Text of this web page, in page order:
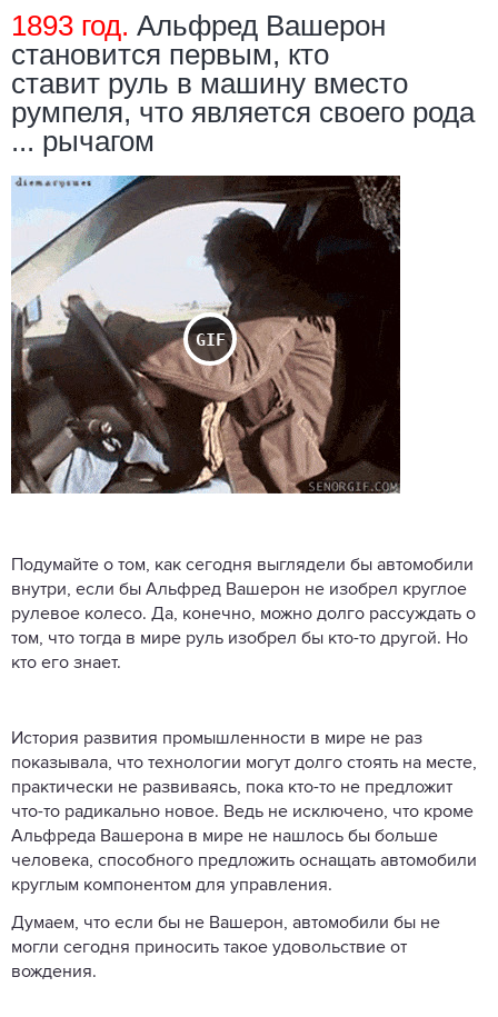
1893 год. Альфред Вашерон
становится первым, кто
ставит руль в машину вместо
румпеля, что является своего рода
... рычагом
Подумайте о том, как сегодня выглядели бы автомобили
внутри, если бы Альфред Вашерон не изобрел круглое
рулевое колесо. Да, конечно, можно долго рассуждать о
том, что тогда в мире руль изобрел бы кто-то другой. Но
кто его знает.
История развития промышленности в мире не раз
показывала, что технологии могут долго стоять на месте,
практически не развиваясь, пока кто-то не предложит
что-то радикально новое. Ведь не исключено, что кроме
Альфреда Вашерона в мире не нашлось бы больше
человека, способного предложить оснащать автомобили
круглым компонентом для управления.
Думаем, что если бы не Вашерон, автомобили бы не
могли сегодня приносить такое удовольствие от
вождения.